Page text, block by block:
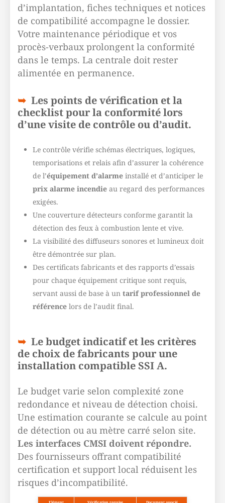
d’implantation, fiches techniques et notices
de compatibilité accompagne le dossier.
Votre maintenance périodique et vos
procès-verbaux prolongent la conformité
dans le temps. La centrale doit rester
alimentée en permanence.
Les points de vérification et la
checklist pour la conformité lors
d’une visite de contrôle ou d’audit.
Le contrôle vérifie schémas électriques, logiques,
temporisations et relais afin d’assurer la cohérence
de l’équipement d’alarme installé et d’anticiper le
prix alarme incendie au regard des performances
exigées.
Une couverture détecteurs conforme garantit la
détection des feux à combustion lente et vive.
La visibilité des diffuseurs sonores et lumineux doit
être démontrée sur plan.
Des certificats fabricants et des rapports d’essais
pour chaque équipement critique sont requis,
servant aussi de base à un tarif professionnel de
référence lors de l’audit final.
Le budget indicatif et les critères
de choix de fabricants pour une
installation compatible SSI A.
Le budget varie selon complexité zone
redondance et niveau de détection choisi.
Une estimation courante se calcule au point
de détection ou au mètre carré selon site.
Les interfaces CMSI doivent répondre.
Des fournisseurs offrant compatibilité
certification et support local réduisent les
risques d’incompatibilité.